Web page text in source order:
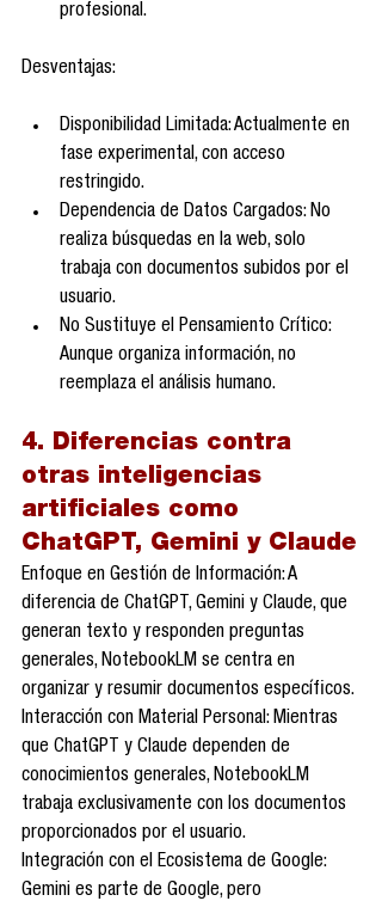
profesional.
Desventajas:
Disponibilidad Limitada: Actualmente en
fase experimental, con acceso
restringido.
Dependencia de Datos Cargados: No
realiza búsquedas en la web, solo
trabaja con documentos subidos por el
usuario.
No Sustituye el Pensamiento Crítico:
Aunque organiza información, no
reemplaza el análisis humano.
4. Diferencias contra
otras inteligencias
artificiales como
ChatGPT, Gemini y Claude
Enfoque en Gestión de Información: A
diferencia de ChatGPT, Gemini y Claude, que
generan texto y responden preguntas
generales, NotebookLM se centra en
organizar y resumir documentos específicos.
Interacción con Material Personal: Mientras
que ChatGPT y Claude dependen de
conocimientos generales, NotebookLM
trabaja exclusivamente con los documentos
proporcionados por el usuario.
Integración con el Ecosistema de Google:
Gemini es parte de Google, pero